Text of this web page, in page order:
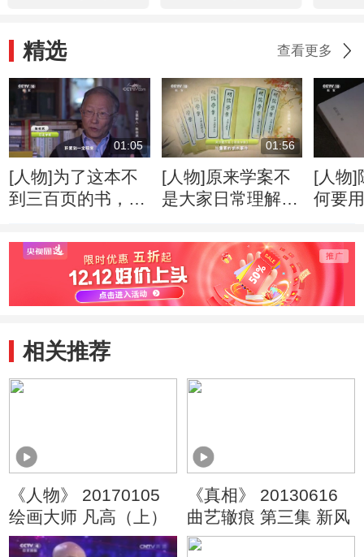
精选 查看更多
01:05
[人物]为了这本不
到三百页的书，陈
的心血
01:56
[人物]原来学案不
是大家日常理解的
[人物]
何要
相关推荐
《人物》 20170105
绘画大师 凡高（上）
《真相》 20130616
曲艺辙痕 第三集 新风